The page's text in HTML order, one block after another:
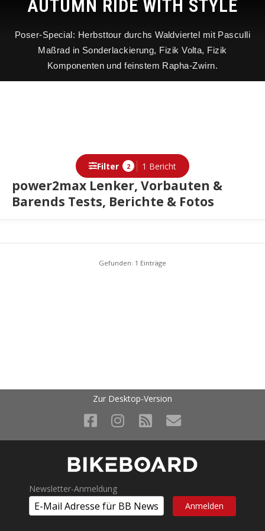
AUTUMN RIDE WITH STYLE
Poser-Special: Herbsttour durchs Waldviertel mit Pasculli
Maßrad in Sonderlackierung, Fizik Volta, Fizik
Komponenten und feinstem Rapha-Zwirn.
power2max Lenker, Vorbauten &
Barends Tests, Berichte & Fotos
Filter 2 1 Bericht
Gefunden: 1 Einträge
Zur Desktop-Version
Newsletter-Anmeldung